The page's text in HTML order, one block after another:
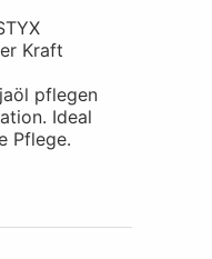
Kraft
pflegen
Ideal
Pflege.